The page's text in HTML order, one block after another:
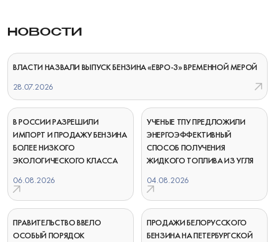
НОВОСТИ
В РОССИИ РАЗРЕШИЛИ
ИМПОРТ И ПРОДАЖУ БЕНЗИНА
БОЛЕЕ НИЗКОГО
ЭКОЛОГИЧЕСКОГО КЛАССА
06.08.2026
УЧЕНЫЕ ТПУ ПРЕДЛОЖИЛИ
ЭНЕРГОЭФФЕКТИВНЫЙ
СПОСОБ ПОЛУЧЕНИЯ
ЖИДКОГО ТОПЛИВА ИЗ УГЛЯ
04.08.2026
ПРАВИТЕЛЬСТВО ВВЕЛО
ОСОБЫЙ ПОРЯДОК
ПРОДАЖИ БЕЛОРУССКОГО
БЕНЗИНА НА ПЕТЕРБУРГСКОЙ
ВЛАСТИ НАЗВАЛИ ВЫПУСК БЕНЗИНА «ЕВРО-3» ВРЕМЕННОЙ МЕРОЙ
28.07.2026